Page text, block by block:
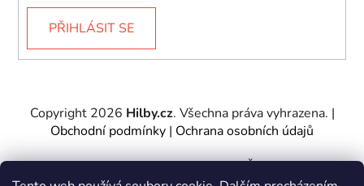
PŘIHLÁSIT SE
Copyright 2026 Hilby.cz. Všechna práva vyhrazena. |
Obchodní podmínky | Ochrana osobních údajů
Provozovatel e-shopu: Hilby CZ s.r.o., IČ: 27467317, se